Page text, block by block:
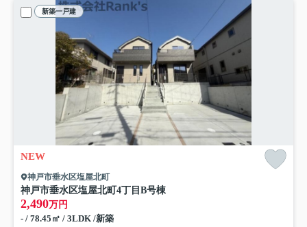
新築一戸建
NEW
神戸市垂水区塩屋北町
神戸市垂水区塩屋北町4丁目 B号棟
2,490万円
- / 78.45㎡ / 3LDK /新築